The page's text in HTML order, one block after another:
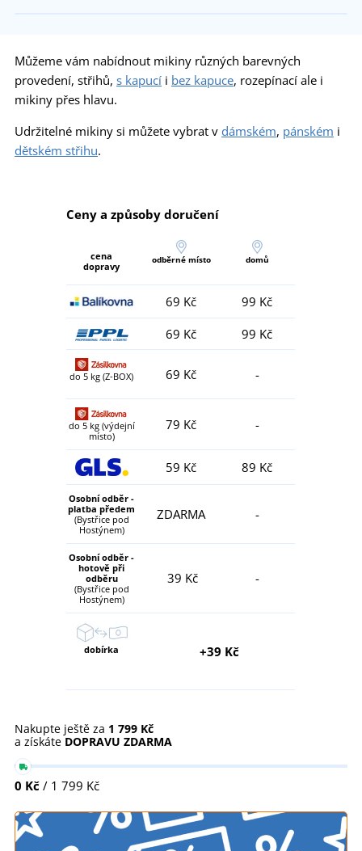
Můžeme vám nabídnout mikiny různých barevných
provedení, střihů, s kapucí i bez kapuce, rozepínací ale i
mikiny přes hlavu.
Udržitelné mikiny si můžete vybrat v dámském, pánském i
dětském střihu.
Ceny a způsoby doručení
cena
dopravy
odběrné místo domů
69 Kč
99 Kč
69 Kč
99 Kč
do 5 kg (Z-BOX) 69 Kč -
do 5 kg (výdejní
místo)
79 Kč -
59 Kč 89 Kč
Osobní odběr -
platba předem
(Bystřice pod
Hostýnem)
ZDARMA -
Osobní odběr -
hotově při
odběru
(Bystřice pod
Hostýnem)
39 Kč -
dobírka +39 Kč
Nakupte ještě za 1 799 Kč
a získáte DOPRAVU ZDARMA
0 Kč / 1 799 Kč